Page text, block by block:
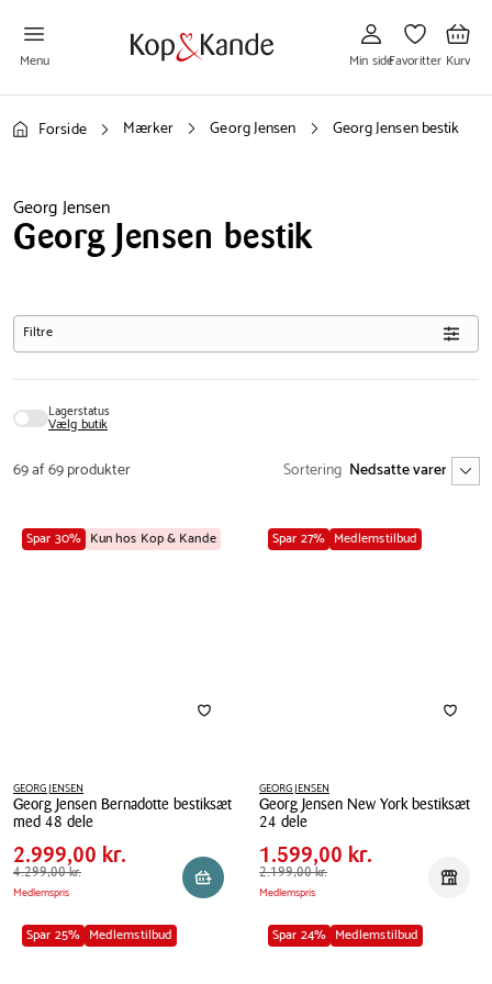
Menu
til
Min
side
Min side
til
Favoritter
Favoritter
til
Kurv
Kurv
Forside Mærker Georg Jensen Georg Jensen bestik
Georg Jensen
Georg Jensen bestik
Filtre
Lagerstatus
Vælg butik
69 af 69 produkter Sortering
Spar 30% Kun hos Kop & Kande
GEORG JENSEN
Georg Jensen Bernadotte bestiksæt
med 48 dele
Georg
Jensen
Bernadotte
bestiksæt
med
Pris
tabel
Pris
2.999,00 kr.
Spar
1.300,00 kr.
Førpris
4.299,00 kr.
2.999,00 kr.
4.299,00 kr.
Medlemspris Reservér i butik
Spar 27% Medlemstilbud
GEORG JENSEN
Georg Jensen New York bestiksæt
24 dele
Georg
Jensen
New
York
bestiksæt
Pris
tabel
Pris
1.599,00 kr.
Spar
600,00 kr.
Førpris
2.199,00 kr.
1.599,00 kr.
2.199,00 kr.
Medlemspris
Spar 25% Medlemstilbud Spar 24% Medlemstilbud